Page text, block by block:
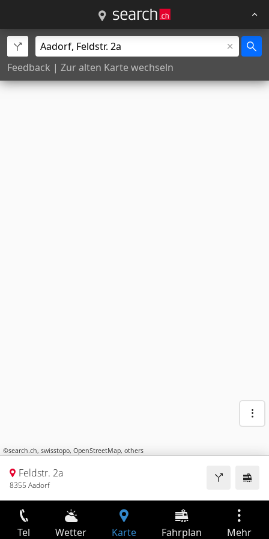
Feedback | Zur alten Karte wechseln
©search.ch, swisstopo, OpenStreetMap, others
Feldstr. 2a
8355 Aadorf
Tel Wetter Karte Fahrplan Mehr